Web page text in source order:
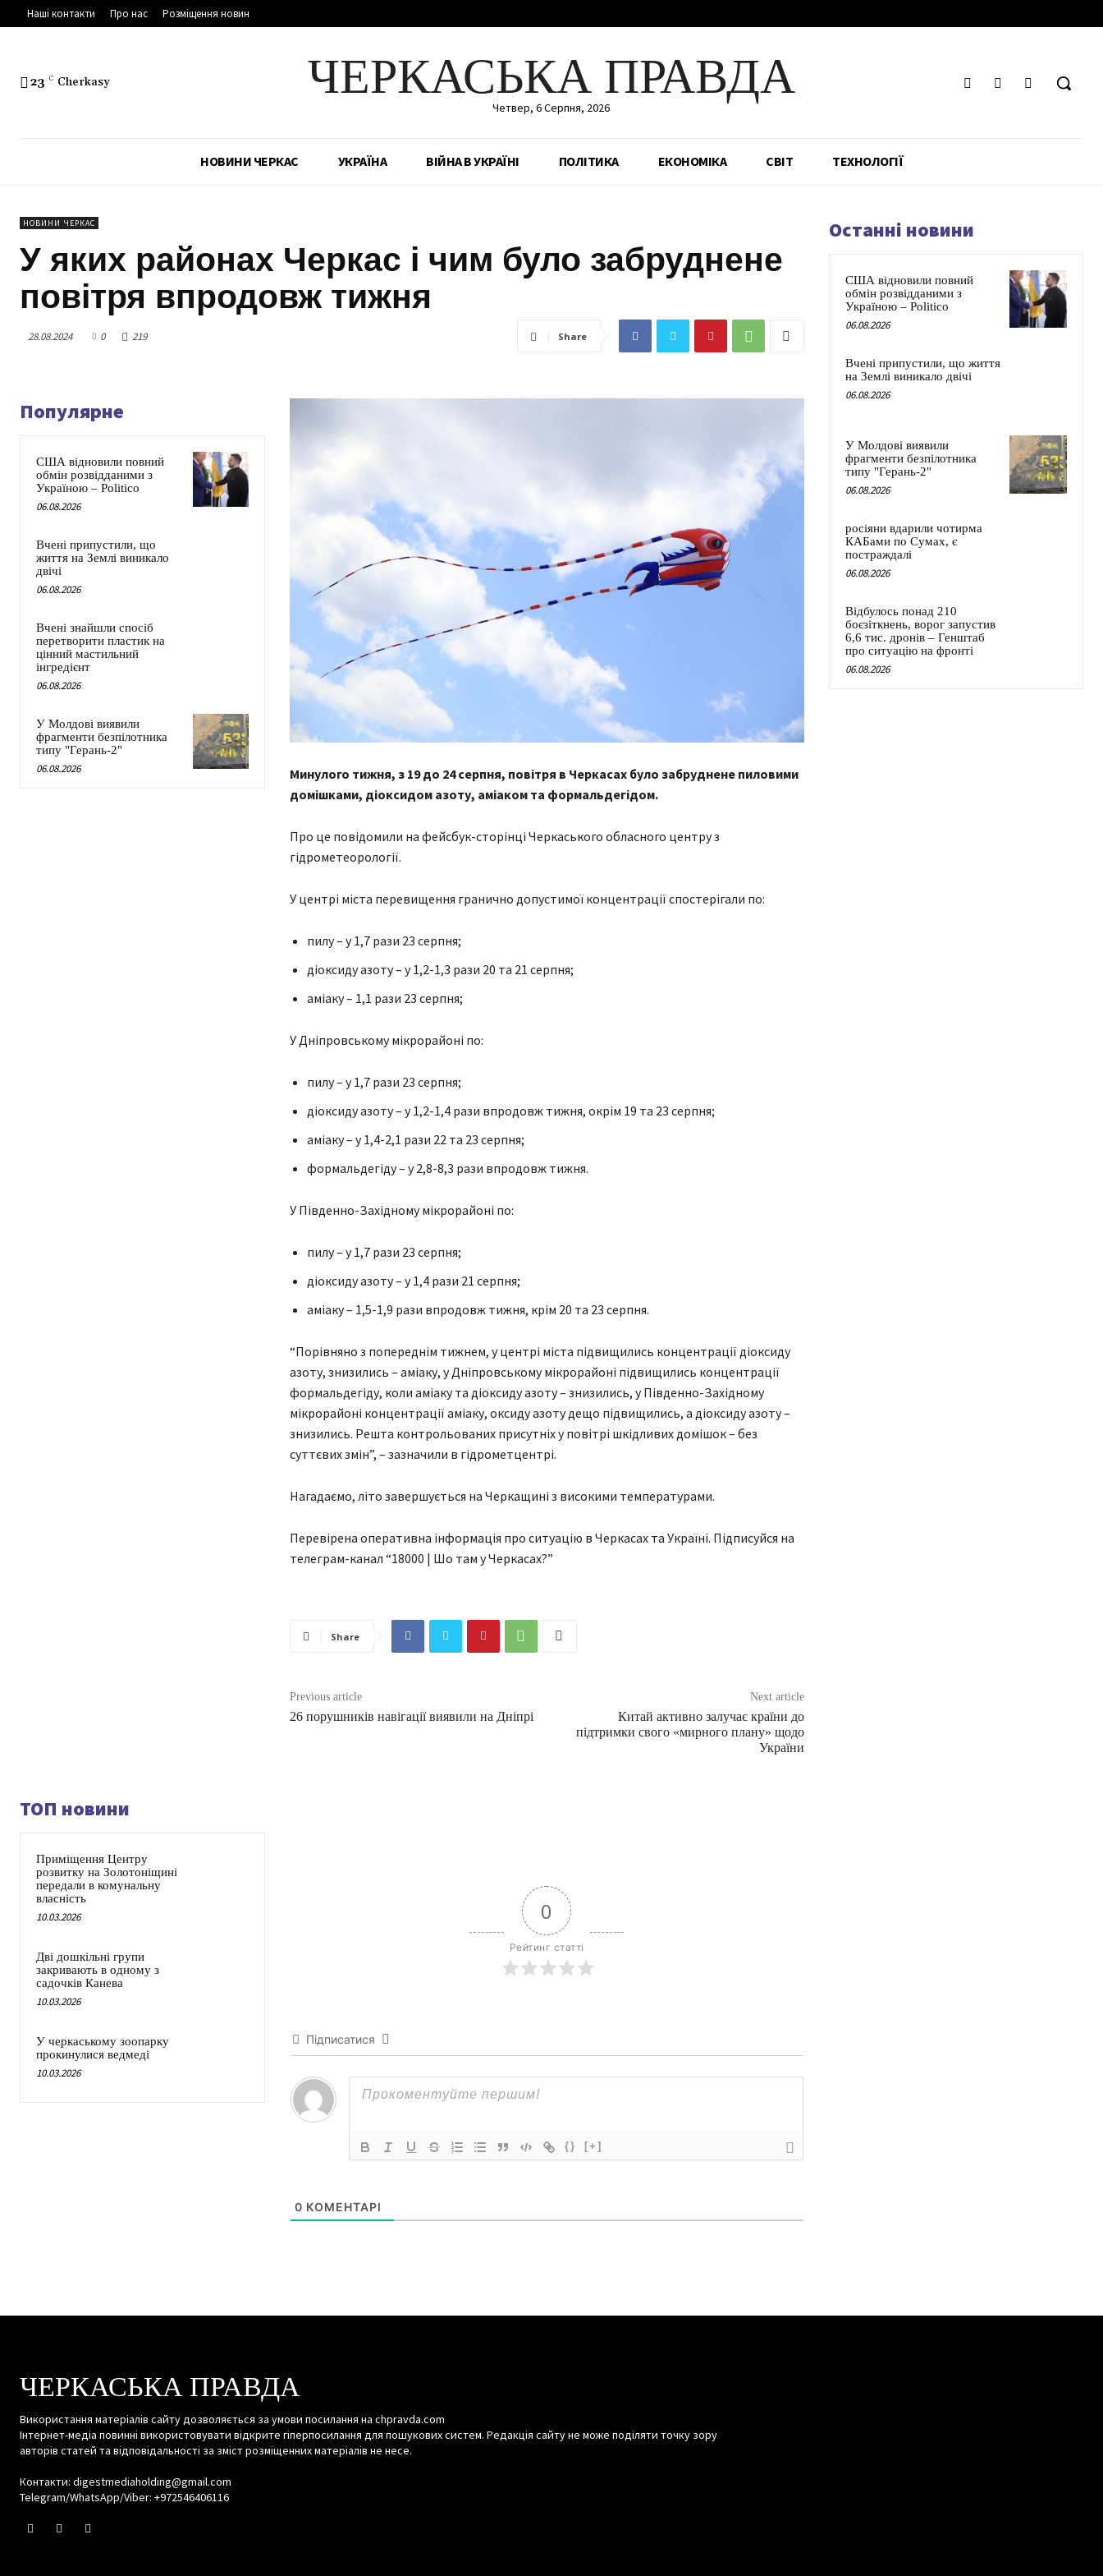
Наші контакти Про нас Розміщення новин
23 C Cherkasy ЧЕРКАСЬКА ПРАВДА
Четвер, 6 Серпня, 2026
НОВИНИ ЧЕРКАС УКРАЇНА ВІЙНА В УКРАЇНІ ПОЛІТИКА ЕКОНОМІКА СВІТ ТЕХНОЛОГІЇ
НОВИНИ ЧЕРКАС
У яких районах Черкас і чим було забруднене
повітря впродовж тижня
28.08.2024 0 219 Share
Популярне
США відновили повний
обмін розвідданими з
Україною – Politico
06.08.2026
Вчені припустили, що
життя на Землі виникало
двічі
06.08.2026
Вчені знайшли спосіб
перетворити пластик на
цінний мастильний
інгредієнт
06.08.2026
У Молдові виявили
фрагменти безпілотника
типу "Герань-2"
06.08.2026
Минулого тижня, з 19 до 24 серпня, повітря в Черкасах було забруднене пиловими
домішками, діоксидом азоту, аміаком та формальдегідом.
Про це повідомили на фейсбук-сторінці Черкаського обласного центру з
гідрометеорології.
У центрі міста перевищення гранично допустимої концентрації спостерігали по:
пилу – у 1,7 рази 23 серпня;
діоксиду азоту – у 1,2-1,3 рази 20 та 21 серпня;
аміаку – 1,1 рази 23 серпня;
У Дніпровському мікрорайоні по:
пилу – у 1,7 рази 23 серпня;
діоксиду азоту – у 1,2-1,4 рази впродовж тижня, окрім 19 та 23 серпня;
аміаку – у 1,4-2,1 рази 22 та 23 серпня;
формальдегіду – у 2,8-8,3 рази впродовж тижня.
У Південно-Західному мікрорайоні по:
пилу – у 1,7 рази 23 серпня;
діоксиду азоту – у 1,4 рази 21 серпня;
аміаку – 1,5-1,9 рази впродовж тижня, крім 20 та 23 серпня.
“Порівняно з попереднім тижнем, у центрі міста підвищились концентрації діоксиду
азоту, знизились – аміаку, у Дніпровському мікрорайоні підвищились концентрації
формальдегіду, коли аміаку та діоксиду азоту – знизились, у Південно-Західному
мікрорайоні концентрації аміаку, оксиду азоту дещо підвищились, а діоксиду азоту –
знизились. Решта контрольованих присутніх у повітрі шкідливих домішок – без
суттєвих змін”, – зазначили в гідрометцентрі.
Нагадаємо, літо завершується на Черкащині з високими температурами.
Перевірена оперативна інформація про ситуацію в Черкасах та Україні. Підписуйся на
телеграм-канал “18000 | Шо там у Черкасах?”
Share
Previous article
26 порушників навігації виявили на Дніпрі
Next article
Китай активно залучає країни до
підтримки свого «мирного плану» щодо
України
ТОП новини
Приміщення Центру
розвитку на Золотоніщині
передали в комунальну
власність
10.03.2026
Дві дошкільні групи
закривають в одному з
садочків Канева
10.03.2026
У черкаському зоопарку
прокинулися ведмеді
10.03.2026
0
Рейтинг статті
Підписатися
{} [+]
0 КОМЕНТАРІ
Останні новини
США відновили повний
обмін розвідданими з
Україною – Politico
06.08.2026
Вчені припустили, що життя
на Землі виникало двічі
06.08.2026
У Молдові виявили
фрагменти безпілотника
типу "Герань-2"
06.08.2026
росіяни вдарили чотирма
КАБами по Сумах, є
постраждалі
06.08.2026
Відбулось понад 210
боєзіткнень, ворог запустив
6,6 тис. дронів – Генштаб
про ситуацію на фронті
06.08.2026
ЧЕРКАСЬКА ПРАВДА
Використання матеріалів сайту дозволяється за умови посилання на chpravda.com
Інтернет-медіа повинні використовувати відкрите гіперпосилання для пошукових систем. Редакція сайту не може поділяти точку зору
авторів статей та відповідальності за зміст розміщенних матеріалів не несе.
Контакти: digestmediaholding@gmail.com
Telegram/WhatsApp/Viber: +972546406116